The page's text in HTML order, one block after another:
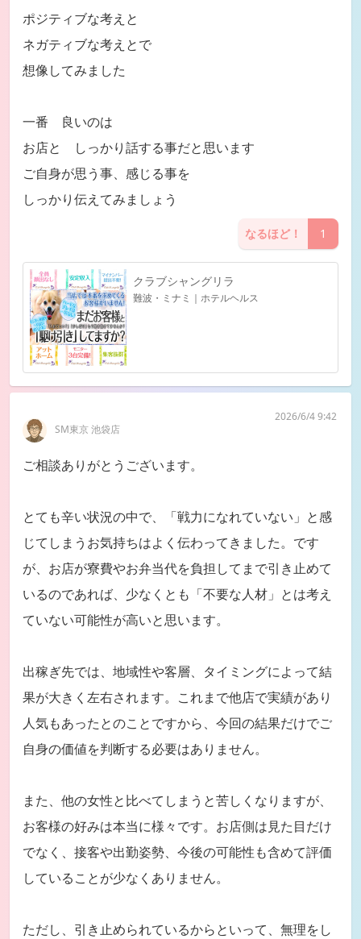
ポジティブな考えと
ネガティブな考えとで
想像してみました
一番 良いのは
お店と しっかり話する事だと思います
ご自身が思う事、感じる事を
しっかり伝えてみましょう
なるほど！ 1
クラブシャングリラ
難波・ミナミ｜ホテルヘルス
SM東京 池袋店
2026/6/4 9:42
ご相談ありがとうございます。
とても辛い状況の中で、「戦力になれていない」と感
じてしまうお気持ちはよく伝わってきました。です
が、お店が寮費やお弁当代を負担してまで引き止めて
いるのであれば、少なくとも「不要な人材」とは考え
ていない可能性が高いと思います。
出稼ぎ先では、地域性や客層、タイミングによって結
果が大きく左右されます。これまで他店で実績があり
人気もあったとのことですから、今回の結果だけでご
自身の価値を判断する必要はありません。
また、他の女性と比べてしまうと苦しくなりますが、
お客様の好みは本当に様々です。お店側は見た目だけ
でなく、接客や出勤姿勢、今後の可能性も含めて評価
していることが少なくありません。
ただし、引き止められているからといって、無理をし